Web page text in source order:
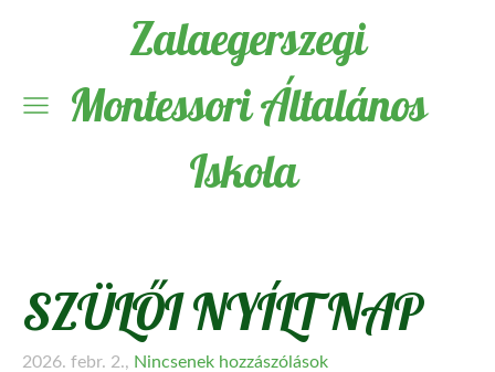
Zalaegerszegi
Montessori Általános
Iskola
SZÜLŐI NYÍLT NAP
2026. febr. 2., Nincsenek hozzászólások